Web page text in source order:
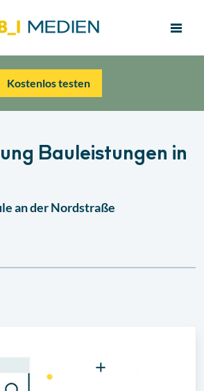
Kostenlos testen
Bauleistungen in
an der Nordstraße